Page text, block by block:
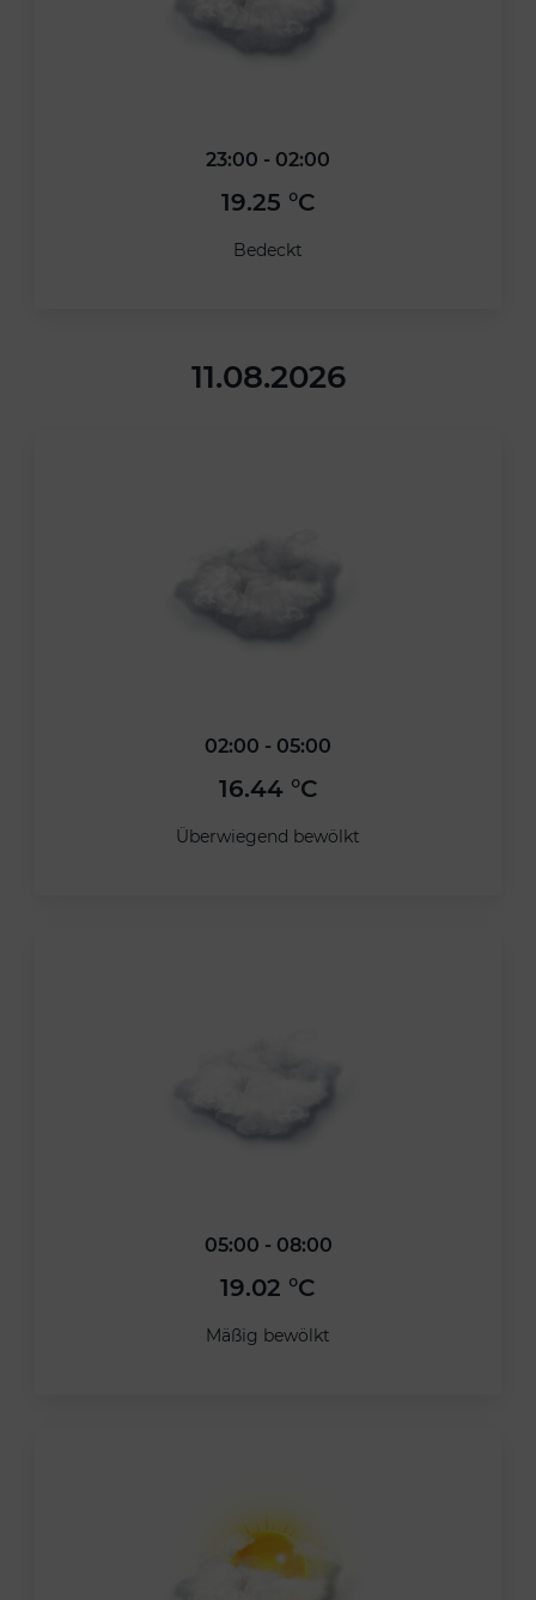
23:00 - 02:00
19.25 °C
Bedeckt
11.08.2026
02:00 - 05:00
16.44 °C
Überwiegend bewölkt
05:00 - 08:00
19.02 °C
Mäßig bewölkt